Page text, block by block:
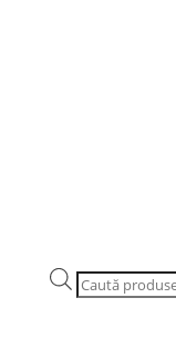
Products
search